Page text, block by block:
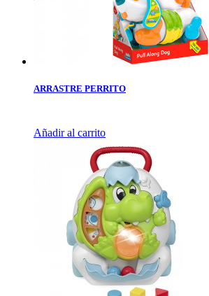
ARRASTRE PERRITO
Añadir al carrito